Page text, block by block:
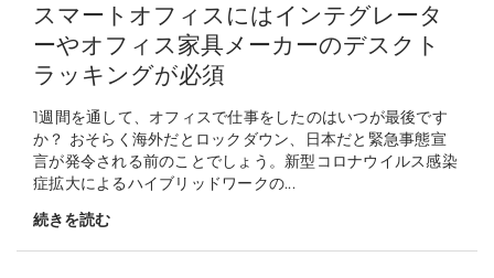
スマートオフィスにはインテグレータ
ーやオフィス家具メーカーのデスクト
ラッキングが必須
1週間を通して、オフィスで仕事をしたのはいつが最後です
か？ おそらく海外だとロックダウン、日本だと緊急事態宣
言が発令される前のことでしょう。新型コロナウイルス感染
症拡大によるハイブリッドワークの...
続きを読む